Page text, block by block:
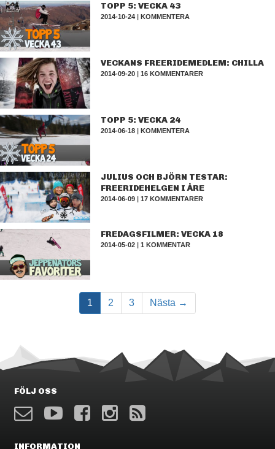
TOPP 5: VECKA 43
2014-10-24 |KOMMENTERA
VECKANS FREERIDEMEDLEM: CHILLA
2014-09-20 |16 KOMMENTARER
TOPP 5: VECKA 24
2014-06-18 |KOMMENTERA
JULIUS OCH BJÖRN TESTAR:
FREERIDEHELGEN I ÅRE
2014-06-09 |17 KOMMENTARER
FREDAGSFILMER: VECKA 18
2014-05-02 |1 KOMMENTAR
1 2 3 Nästa →
FÖLJ OSS
INFORMATION